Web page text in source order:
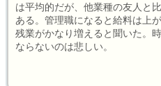
は平均的だが、他業種の友人と
ある。管理職になると給料は上
残業がかなり増えると聞いた。
ならないのは悲しい。